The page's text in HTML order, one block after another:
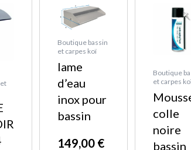
prix :
1100,00 €
1299,00 €
Boutique bassin
et carpes koï
lame
d’eau
inox pour
bassin
149,00 €
149,00 €
produit
plusieurs
variations.
Les
options
peuvent
être
choisies
Boutique
et carpes
colle
noire
bassin